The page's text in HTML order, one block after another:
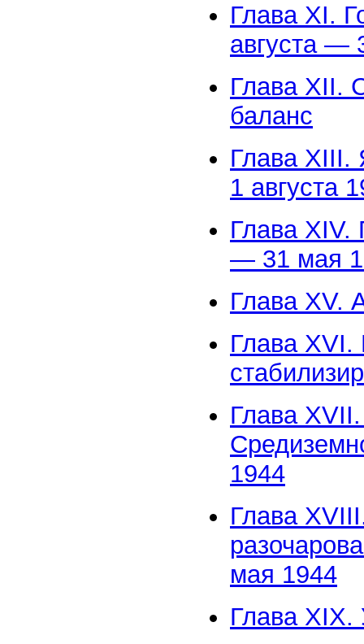
Глава XI.
августа —
Глава XII.
баланс
Глава XIII.
1 августа
Глава XIV.
— 31 мая
Глава XV.
Глава XVI.
Глава
1944
Глава
мая 1944
Глава XIX.